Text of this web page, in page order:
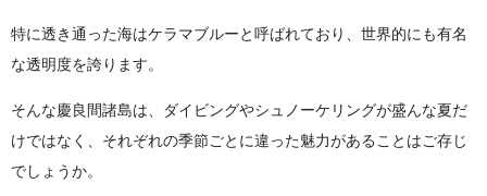
特に透き通った海はケラマブルーと呼ばれており、世界的にも有名
な透明度を誇ります。
そんな慶良間諸島は、ダイビングやシュノーケリングが盛んな夏だ
けではなく、それぞれの季節ごとに違った魅力があることはご存じ
でしょうか。